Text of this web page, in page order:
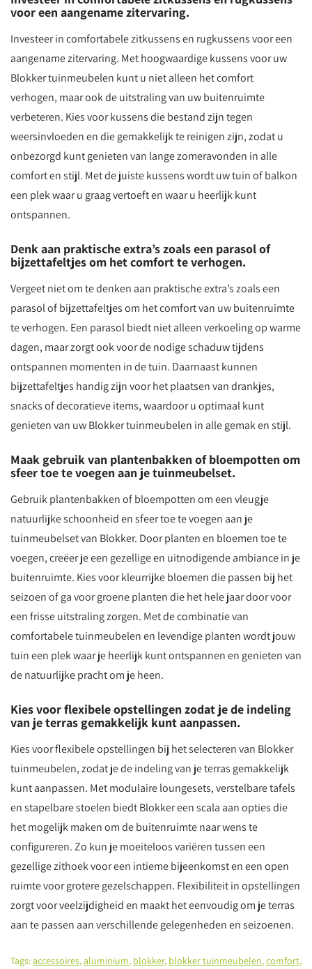
voor een aangename zitervaring.
Investeer in comfortabele zitkussens en rugkussens voor een
aangename zitervaring. Met hoogwaardige kussens voor uw
Blokker tuinmeubelen kunt u niet alleen het comfort
verhogen, maar ook de uitstraling van uw buitenruimte
verbeteren. Kies voor kussens die bestand zijn tegen
weersinvloeden en die gemakkelijk te reinigen zijn, zodat u
onbezorgd kunt genieten van lange zomeravonden in alle
comfort en stijl. Met de juiste kussens wordt uw tuin of balkon
een plek waar u graag vertoeft en waar u heerlijk kunt
ontspannen.
Denk aan praktische extra’s zoals een parasol of
bijzettafeltjes om het comfort te verhogen.
Vergeet niet om te denken aan praktische extra’s zoals een
parasol of bijzettafeltjes om het comfort van uw buitenruimte
te verhogen. Een parasol biedt niet alleen verkoeling op warme
dagen, maar zorgt ook voor de nodige schaduw tijdens
ontspannen momenten in de tuin. Daarnaast kunnen
bijzettafeltjes handig zijn voor het plaatsen van drankjes,
snacks of decoratieve items, waardoor u optimaal kunt
genieten van uw Blokker tuinmeubelen in alle gemak en stijl.
Maak gebruik van plantenbakken of bloempotten om
sfeer toe te voegen aan je tuinmeubelset.
Gebruik plantenbakken of bloempotten om een vleugje
natuurlijke schoonheid en sfeer toe te voegen aan je
tuinmeubelset van Blokker. Door planten en bloemen toe te
voegen, creëer je een gezellige en uitnodigende ambiance in je
buitenruimte. Kies voor kleurrijke bloemen die passen bij het
seizoen of ga voor groene planten die het hele jaar door voor
een frisse uitstraling zorgen. Met de combinatie van
comfortabele tuinmeubelen en levendige planten wordt jouw
tuin een plek waar je heerlijk kunt ontspannen en genieten van
de natuurlijke pracht om je heen.
Kies voor flexibele opstellingen zodat je de indeling
van je terras gemakkelijk kunt aanpassen.
Kies voor flexibele opstellingen bij het selecteren van Blokker
tuinmeubelen, zodat je de indeling van je terras gemakkelijk
kunt aanpassen. Met modulaire loungesets, verstelbare tafels
en stapelbare stoelen biedt Blokker een scala aan opties die
het mogelijk maken om de buitenruimte naar wens te
configureren. Zo kun je moeiteloos variëren tussen een
gezellige zithoek voor een intieme bijeenkomst en een open
ruimte voor grotere gezelschappen. Flexibiliteit in opstellingen
zorgt voor veelzijdigheid en maakt het eenvoudig om je terras
aan te passen aan verschillende gelegenheden en seizoenen.
Tags:accessoires,aluminium, blokker, blokker tuinmeubelen,comfort,